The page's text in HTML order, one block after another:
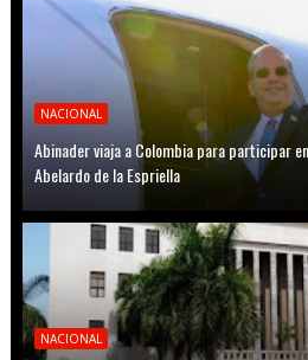
NACIONAL
Abinader viaja a Colombia para participar
Abelardo de la Espriella
NACIONAL